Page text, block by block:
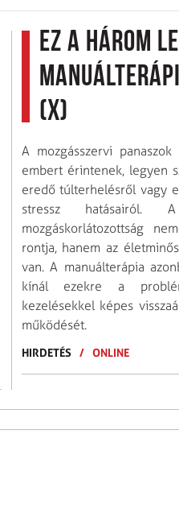
Ez a három
(x)
A mozgásszervi
embert érintenek, legyen
eredő túlterhelésről vagy
stressz
mozgáskorlátozottság
rontja, hanem az
van. A manuálterápia
kínál ezekre a
kezelésekkel képes
működését.
HIRDETÉS / ONLINE